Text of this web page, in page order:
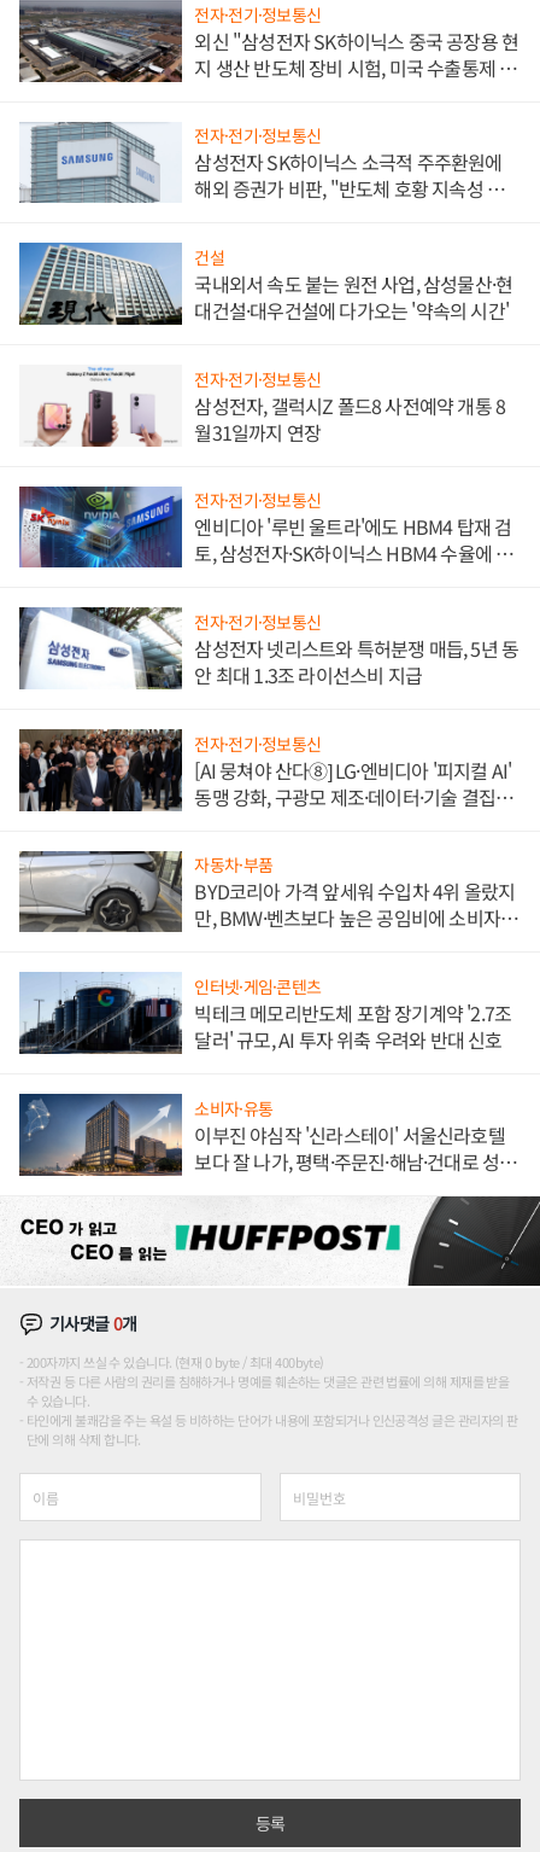
전자·전기·정보통신
외신 "삼성전자 SK하이닉스 중국 공장용 현
지 생산 반도체 장비 시험, 미국 수출통제 대
전자·전기·정보통신
삼성전자 SK하이닉스 소극적 주주환원에
해외 증권가 비판, "반도체 호황 지속성 의
건설
국내외서 속도 붙는 원전 사업, 삼성물산·현
대건설·대우건설에 다가오는 '약속의 시간'
전자·전기·정보통신
삼성전자, 갤럭시Z 폴드8 사전예약 개통 8
월31일까지 연장
전자·전기·정보통신
엔비디아 '루빈 울트라'에도 HBM4 탑재 검
토, 삼성전자·SK하이닉스 HBM4 수율에 주
전자·전기·정보통신
삼성전자 넷리스트와 특허분쟁 매듭, 5년 동
안 최대 1.3조 라이선스비 지급
전자·전기·정보통신
[AI 뭉쳐야 산다⑧] LG·엔비디아 '피지컬 AI'
동맹 강화, 구광모 제조·데이터·기술 결집
자동차·부품
BYD코리아 가격 앞세워 수입차 4위 올랐지
만, BMW·벤츠보다 높은 공임비에 소비자
인터넷·게임·콘텐츠
빅테크 메모리반도체 포함 장기계약 '2.7조
달러' 규모, AI 투자 위축 우려와 반대 신호
소비자·유통
이부진 야심작 '신라스테이' 서울신라호텔
보다 잘 나가, 평택·주문진·해남·건대로 성
기사댓글0개
200자까지 쓰실 수 있습니다. (현재 0 byte / 최대 400byte)
저작권 등 다른 사람의 권리를 침해하거나 명예를 훼손하는 댓글은 관련 법률에 의해 제재를 받을
수 있습니다.
타인에게 불쾌감을 주는 욕설 등 비하하는 단어가 내용에 포함되거나 인신공격성 글은 관리자의 판
단에 의해 삭제 합니다.